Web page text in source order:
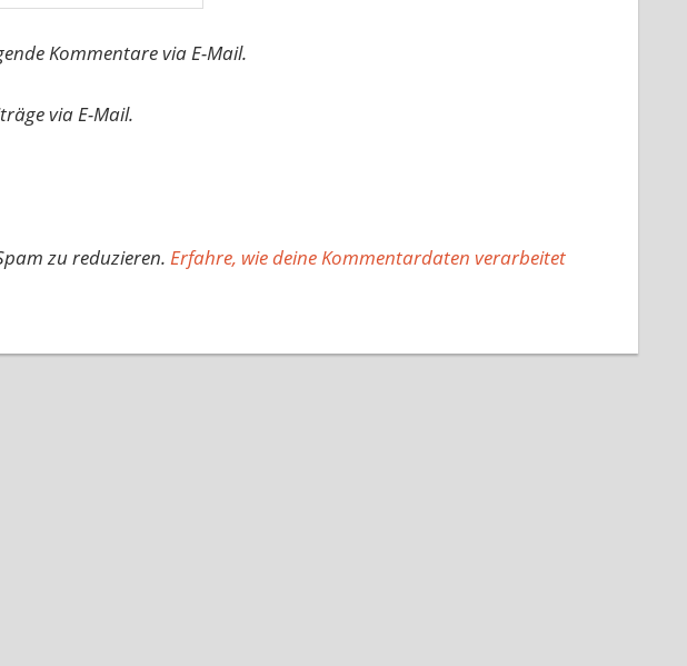
Kommentare via E-Mail.
via E-Mail.
zu reduzieren. Erfahre, wie deine Kommentardaten verarbeitet